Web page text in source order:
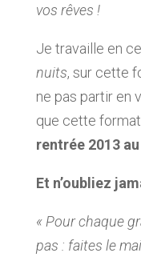
vos rêves !
Je travaille en
nuits, sur cette
ne pas partir en
que cette
rentrée 2013
Et n’oubliez
« Pour chaque
pas : faites le